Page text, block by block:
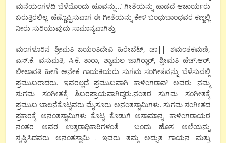
ಮನೆಯಂಗಳದಿ ಬೆಳೆದೊಂದು ಹೂವನ್ನು…’ ಗೀತೆಯನ್ನು ಹಾಡದೆ ಆಚಾರ್ಯರು
ಬರುತ್ತಿರಲಿಲ್ಲ. ಹೆಣ್ಣೊಪ್ಪಿಸುವಾಗ ಈ ಗೀತೆಯನ್ನು ಕೇಳಿ ಬಂಧುಬಾಂಧವರ ಕಣ್ಣಲ್ಲಿ
ನೀರು ಸುರಿಯುವುದು ಸಾಮಾನ್ಯವಾಗಿತ್ತು.
ಮಂಗಳೂರಿನ ಶ್ರೀಮತಿ ಜಯಂತಿದೇವಿ ಹಿರೇಬೆಟ್, ಡಾ|| ಶಮಂತಕಮಣಿ,
ಎಸ್.ಕೆ. ವಸುಮತಿ, ಸಿ.ಕೆ. ತಾರಾ, ಶ್ಯಾಮಲ ಜಾಗಿರ್‍ದಾರ್, ಶ್ರೀಮತಿ ಹೆಚ್.ಆರ್.
ಲೀಲಾವತಿ ಹೀಗೆ ಅನೇಕ ಗಾಯಕಿಯರು ಸುಗಮ ಸಂಗೀತವನ್ನು ಬೆಳೆಸುವಲ್ಲಿ
ಪ್ರಮುಖರಾದರು. ಇವರಲ್ಲದೆ ಪ್ರಮುಖವಾಗಿ ಕಾಳಿಂಗರಾವ್ ಅವರು ನಮ್ಮ
ಸುಗಮ ಸಂಗೀತಕ್ಕೆ ಶಿಖರಪ್ರಾಯವಾಗಿದ್ದರು.ನಂತರ ಸುಗಮ ಸಂಗೀತಕ್ಕೆ
ಪ್ರಮುಖ ಚಾಲನೆಕೊಟ್ಟವರು ಮೈಸೂರು ಅನಂತಸ್ವಾಮಿಗಳು. ಸುಗಮ ಸಂಗೀತದ
ಪ್ರಕಾರಕ್ಕೆ ಅನಂತಸ್ವಾಮಿಗಳು ಕೊಟ್ಟ ಕೊಡುಗೆ ಅಸಾಮಾನ್ಯ. ಕಾಳಿಂಗರಾಯರ
ನಂತರ ಅವರ ಉತ್ತರಾಧಿಕಾರಿಗಳಂತೆ ಬಂದು ಹೊಸ ಅಲೆಯನ್ನು
ಸೃಷ್ಟಿಸಿದವರು ಅನಂತಸ್ವಾಮಿ . ಇವರು ತಮ್ಮ ಅದ್ಭುತ ಗಾಯನ ಮತ್ತು